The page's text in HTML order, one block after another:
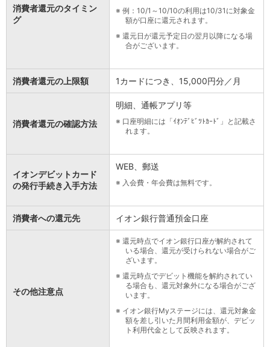
消費者還元のタイミン
グ
※ 例：10/1～10/10の利用は10/31に対象金
額が口座に還元されます。
※ 還元日が還元予定日の翌月以降になる場
合がございます。
消費者還元の上限額 1カードにつき、15,000円分／月
消費者還元の確認方法
明細、通帳アプリ等
※ 口座明細には「ｲｵﾝﾃﾞﾋﾞﾂﾄｶｰﾄﾞ」と記載さ
れます。
イオンデビットカード
の発行手続き入手方法
WEB、郵送
※ 入会費・年会費は無料です。
消費者への還元先 イオン銀行普通預金口座
その他注意点
※ 還元時点でイオン銀行口座が解約されて
いる場合、還元が受けられない場合がご
ざいます。
※ 還元時点でデビット機能を解約されてい
る場合も、還元対象外になる場合がござ
います。
※ イオン銀行Myステージには、還元対象金
額を差し引いた月間利用金額が、デビッ
ト利用代金として反映されます。